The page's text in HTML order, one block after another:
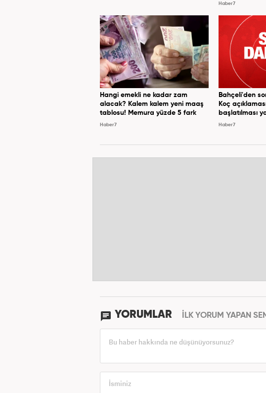
Haber7
Hangi emekli ne kadar zam
alacak? Kalem kalem yeni maaş
tablosu! Memura yüzde 5 fark
Haber7
Bahçeli'den
Koç
başlatılması
Haber7
YORUMLAR İLK YORUM YAPAN